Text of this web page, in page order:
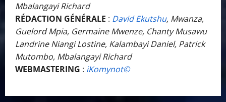
Mbalangayi Richard
RÉDACTION GÉNÉRALE : David Ekutshu, Mwanza,
Guelord Mpia, Germaine Mwenze, Chanty Musawu
Landrine Niangi Lostine, Kalambayi Daniel, Patrick
Mutombo, Mbalangayi Richard
WEBMASTERING : iKomynot©️